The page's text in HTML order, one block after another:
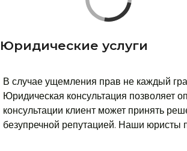
Юридические услуги
В случае ущемления прав не каждый
Юридическая консультация позволяет
консультации клиент может принять
безупречной репутацией. Наши